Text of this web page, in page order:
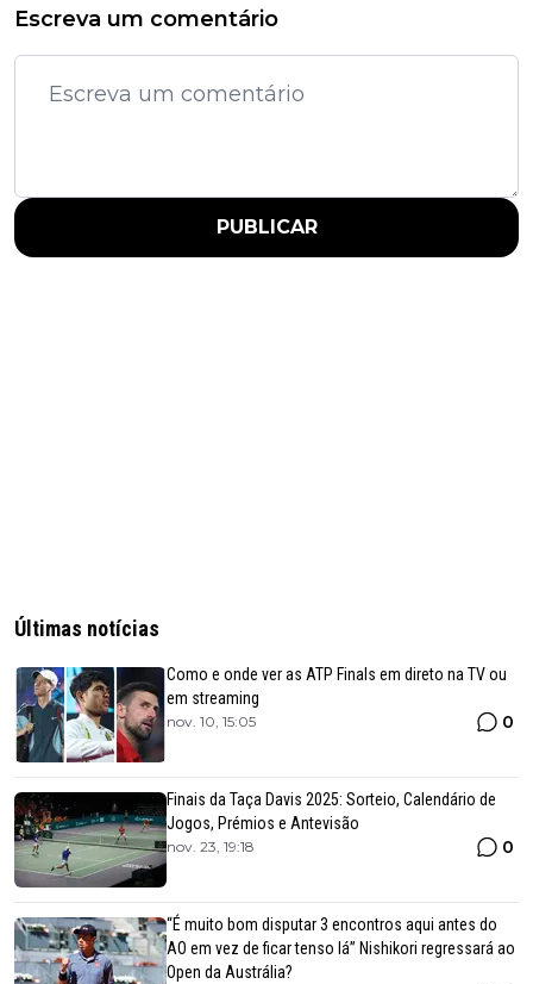
Escreva um comentário
PUBLICAR
Últimas notícias
Como e onde ver as ATP Finals em direto na TV ou
em streaming
nov. 10, 15:05 0
Finais da Taça Davis 2025: Sorteio, Calendário de
Jogos, Prémios e Antevisão
nov. 23, 19:18 0
“É muito bom disputar 3 encontros aqui antes do
AO em vez de ficar tenso lá” Nishikori regressará ao
Open da Austrália?